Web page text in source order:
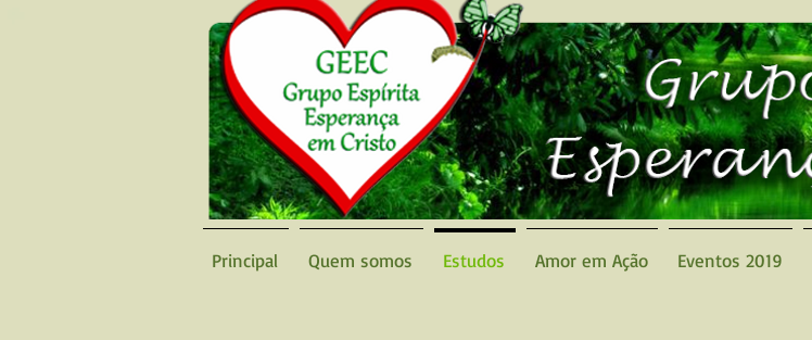
Principal Quem somos Estudos Amor em Ação Eventos 2019